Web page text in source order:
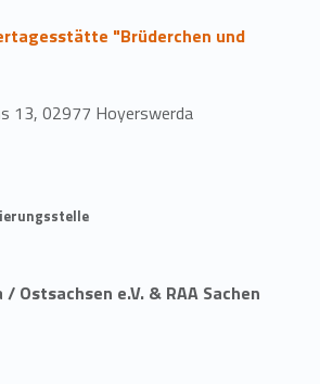
"Brüderchen und
13, 02977 Hoyerswerda
/ Ostsachsen e.V. & RAA Sachen